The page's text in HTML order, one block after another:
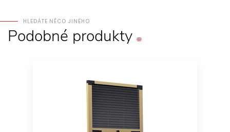
HLEDÁTE NĚCO JINÉHO
Podobné produkty